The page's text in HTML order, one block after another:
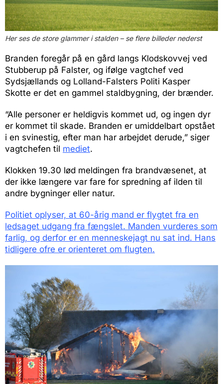
Her ses de store glammer i stalden – se flere billeder nederst
Branden foregår på en gård langs Klodskovvej ved
Stubberup på Falster, og ifølge vagtchef ved
Sydsjællands og Lolland-Falsters Politi Kasper
Skotte er det en gammel staldbygning, der brænder.
“Alle personer er heldigvis kommet ud, og ingen dyr
er kommet til skade. Branden er umiddelbart opstået
i en svinestig, efter man har arbejdet derude,” siger
vagtchefen til mediet.
Klokken 19.30 lød meldingen fra brandvæsenet, at
der ikke længere var fare for spredning af ilden til
andre bygninger eller natur.
Politiet oplyser, at 60-årig mand er flygtet fra en
ledsaget udgang fra fængslet. Manden vurderes som
farlig, og derfor er en menneskejagt nu sat ind. Hans
tidligere ofre er orienteret om flugten.